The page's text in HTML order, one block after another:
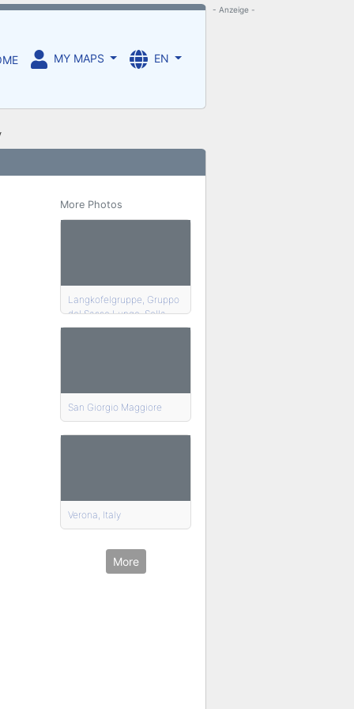
MY MAPS EN
More Photos
Langkofelgruppe, Gruppo
del Sasso Lungo, Sella
Joch
San Giorgio Maggiore
Verona, Italy
More
- Anzeige -